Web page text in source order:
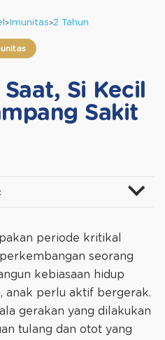
Imunitas 2 Tahun
Si Kecil
Sakit
periode kritikal
seorang
kebiasaan hidup
anak perlu aktif bergerak.
gerakan yang dilakukan
tulang dan otot yang